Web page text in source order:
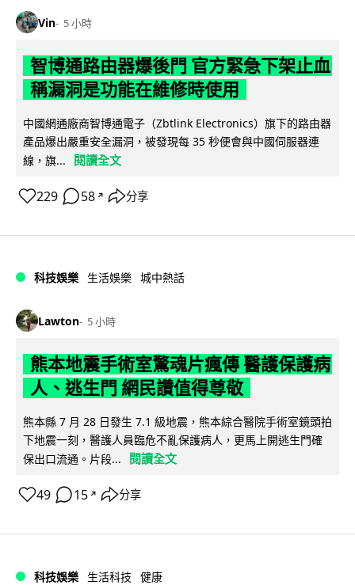
Vin 5 小時
智博通路由器爆後門 官方緊急下架止血
稱漏洞是功能在維修時使用
中國網通廠商智博通電子（Zbtlink Electronics）旗下的路由器
產品爆出嚴重安全漏洞，被發現每 35 秒便會與中國伺服器連
線，旗...
閱讀全文
229 58 ↗ 分享
科技娛樂 生活娛樂 城中熱話
Lawton 5 小時
熊本地震手術室驚魂片瘋傳 醫護保護病
人、逃生門 網民讚值得尊敬
熊本縣 7 月 28 日發生 7.1 級地震，熊本綜合醫院手術室鏡頭拍
下地震一刻，醫護人員臨危不亂保護病人，更馬上開逃生門確
保出口流通。片段...
閱讀全文
49 15 ↗ 分享
科技娛樂 生活科技 健康